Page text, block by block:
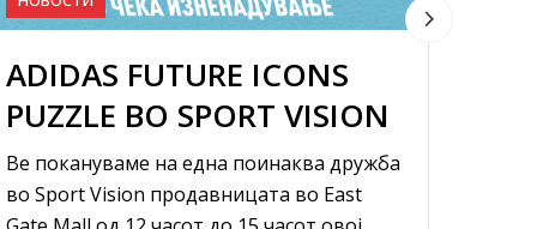
ADIDAS FUTURE ICONS
PUZZLE ВО SPORT VISION
ВО SKOPJE EAST GATE
MALL
Ве покануваме на една поинаква дружба
во Sport Vision продавницата во East